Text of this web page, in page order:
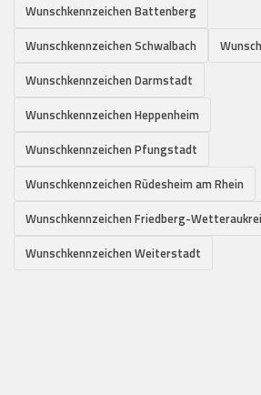
Wunschkennzeichen Battenberg
Wunschkennzeichen Schwalbach
Wunschkennzeichen Darmstadt
Wunschkennzeichen Heppenheim
Wunschkennzeichen Pfungstadt
Wunschkennzeichen Rüdesheim am Rhein
Wunschkennzeichen Friedberg-
Wunschkennzeichen Weiterstadt